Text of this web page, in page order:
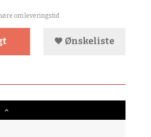
om leveringstid
Ønskeliste